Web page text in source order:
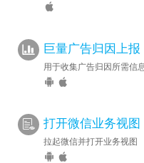
巨量广告归因上报
用于收集广告归因所需信
打开微信业务视图
拉起微信并打开业务视图